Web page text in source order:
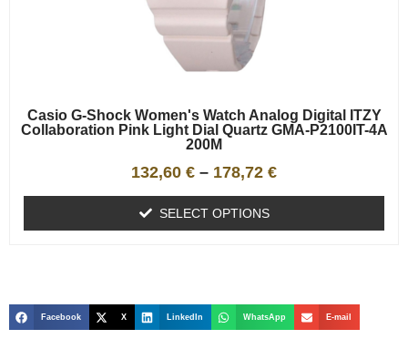
Casio G-Shock Women's Watch Analog Digital ITZY
Collaboration Pink Light Dial Quartz GMA-P2100IT-4A
200M
132,60 € – 178,72 €
SELECT OPTIONS
Facebook X LinkedIn WhatsApp E-mail